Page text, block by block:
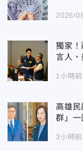
2026/
獨家
言人、
1小時前
高雄
群」一
3小時前